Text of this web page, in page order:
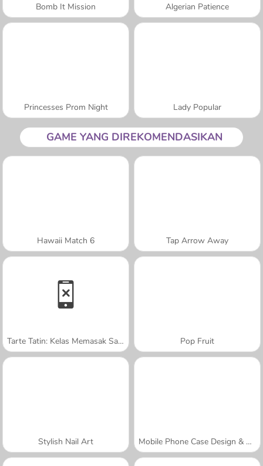
Bomb It Mission Algerian Patience
Princesses Prom Night Lady Popular
GAME YANG DIREKOMENDASIKAN
Hawaii Match 6 Tap Arrow Away
Tarte Tatin: Kelas Memasak Sara Pop Fruit
Stylish Nail Art Mobile Phone Case Design & DIY